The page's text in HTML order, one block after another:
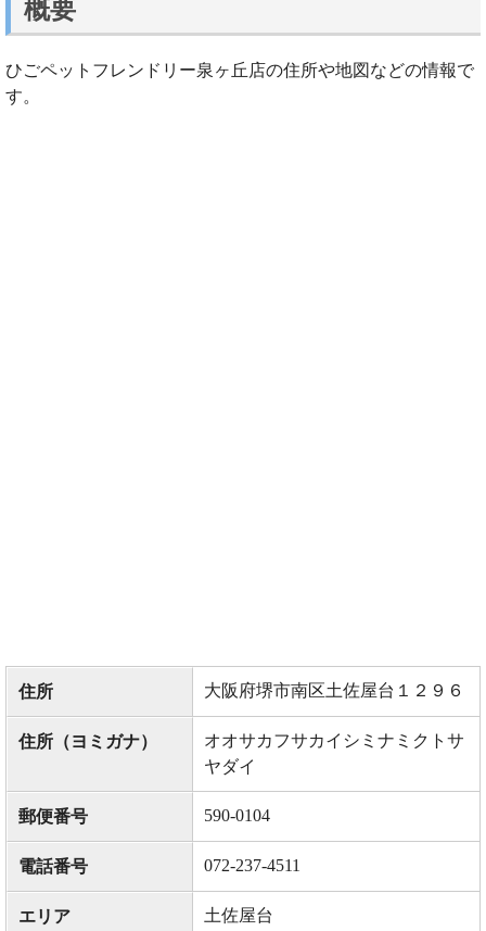
概要
ひごペットフレンドリー泉ヶ丘店の住所や地図などの情報で
す。
住所 大阪府堺市南区土佐屋台１２９６
住所（ヨミガナ）
オオサカフサカイシミナミクトサ
ヤダイ
郵便番号 590-0104
電話番号 072-237-4511
エリア 土佐屋台